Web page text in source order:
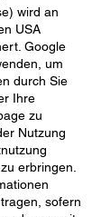
wird an
USA
Google
um
durch Sie
Ihre
zu
Nutzung
erbringen.
sofern